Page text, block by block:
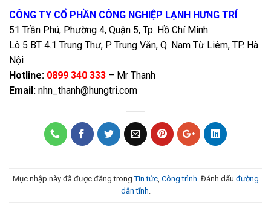
CÔNG TY CỔ PHẦN CÔNG NGHIỆP LẠNH HƯNG TRÍ
51 Trần Phú, Phường 4, Quận 5, Tp. Hồ Chí Minh
Lô 5 BT 4.1 Trung Thư, P. Trung Văn, Q. Nam Từ Liêm, TP. Hà
Nội
Hotline: 0899 340 333 – Mr Thanh
Email: nhn_thanh@hungtri.com
Mục nhập này đã được đăng trongTin tức, Công trình . Đánh dấu đường
dẫn tĩnh